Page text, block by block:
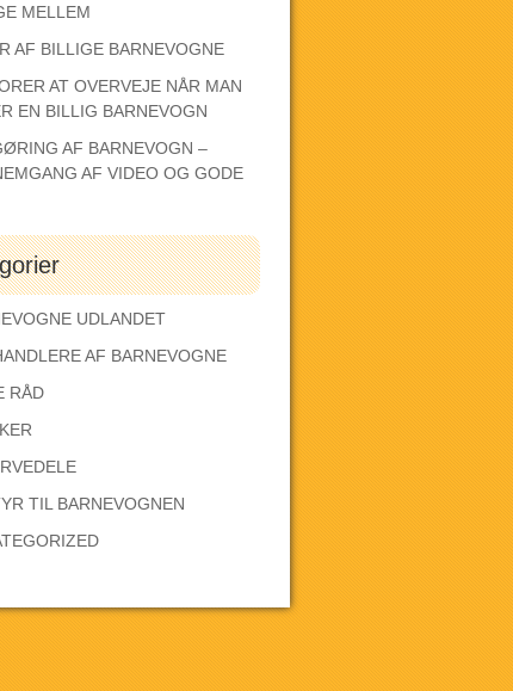
MELLEM
AF BILLIGE BARNEVOGNE
AT OVERVEJE NÅR MAN
EN BILLIG BARNEVOGN
AF BARNEVOGN –
AF VIDEO OG GODE
UDLANDET
AF BARNEVOGNE
RÅD
TIL BARNEVOGNEN